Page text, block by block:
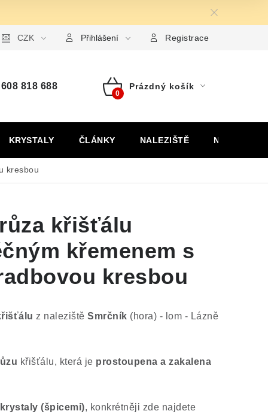
pro uplatnění reklamace Formulář pro odstoupení
CZK Přihlášení Registrace
608 818 688
Nákupní
Prázdný košík
KRYSTALY ČLÁNKY NALEZIŠTĚ NÁŠ PŘÍBĚH
kresbou
křišťálu
křemenem s
kresbou
z naleziště Smrčník (hora) - lom - Lázně
křišťálu, která je prostoupena a zakalena
(špicemi), konkrétněji zde najdete